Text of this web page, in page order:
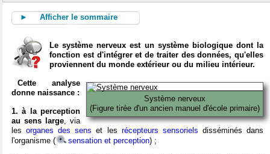
► Afficher le sommaire
Le système nerveux est un système biologique dont la
fonction est d'intégrer et de traiter des données, qu'elles
proviennent du monde extérieur ou du milieu intérieur.
Système nerveux
(Figure tirée d'un ancien manuel d'école primaire)
Cette analyse
donne naissance :
1. à la perception
au sens large, via
lesorganes des sens et les récepteurs sensoriels disséminés dans
l'organisme (
sensation et perception) ;